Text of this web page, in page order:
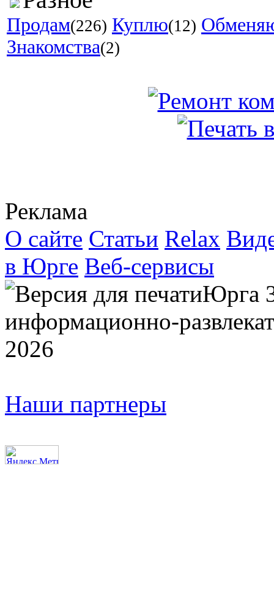
Продам(226) Куплю(12)
Знакомства(2)
Реклама
О сайте Статьи Relax
в Юрге Веб-сервисы
Юрга
информационно-
2026
Наши партнеры